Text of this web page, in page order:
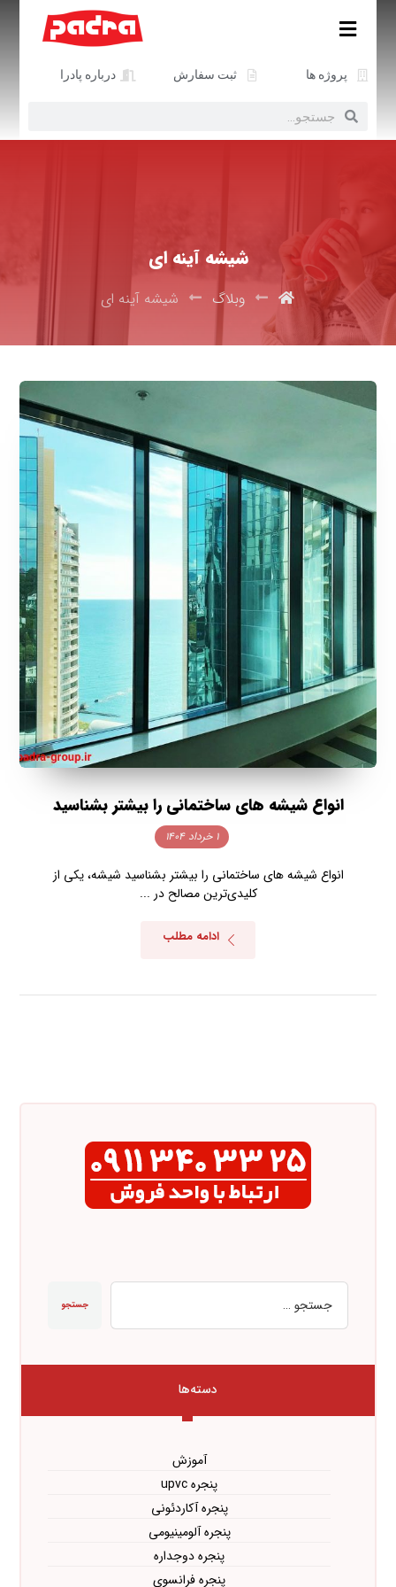
پروژه ها ثبت سفارش درباره پادرا
شیشه آینه ای
وبلاگ شیشه آینه ای
انواع شیشه های ساختمانی را بیشتر بشناسید
۱ خرداد ۱۴۰۴
انواع شیشه های ساختمانی را بیشتر بشناسید شیشه، یکی از
کلیدی‌ترین مصالح در ...
ادامه مطلب
جستجو
دسته‌ها
آموزش
پنجره upvc
پنجره آکاردئونی
پنجره آلومینیومی
پنجره دوجداره
پنجره فرانسوی